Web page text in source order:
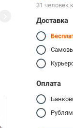
31 человек
Доставка
Оплата